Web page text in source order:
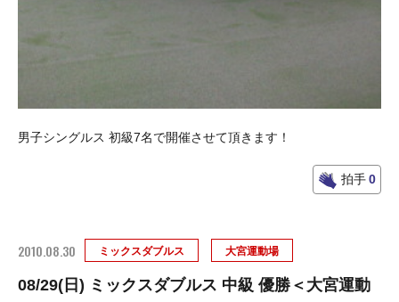
男子シングルス 初級7名で開催させて頂きます！
拍手0
2010.08.30 ミックスダブルス 大宮運動場
08/29(日) ミックスダブルス 中級 優勝＜大宮運動